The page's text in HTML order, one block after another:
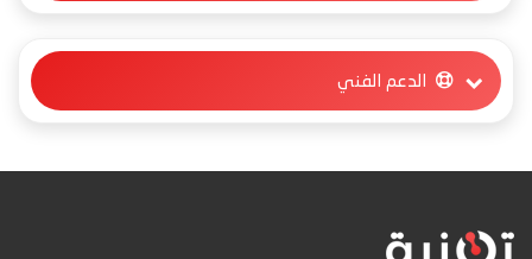
الدعم الفني